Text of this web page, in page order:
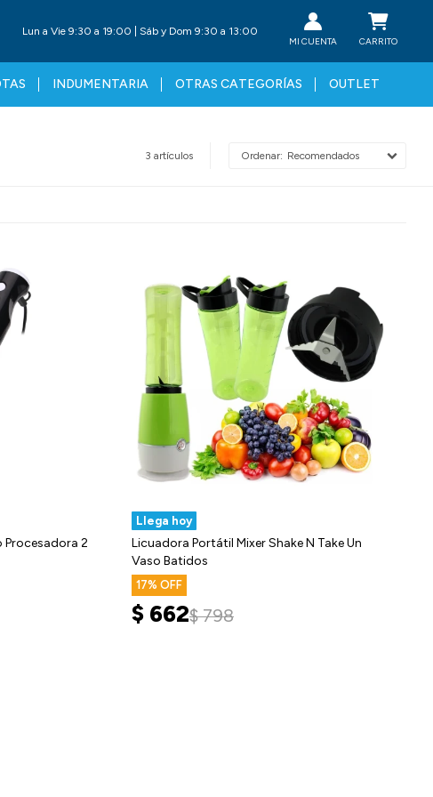
INDUMENTARIA OTRAS CATEGORÍAS OUTLET
Lun a Vie 9:30 a 19:00 | Sáb y Dom 9:30 a 13:00
3 artículos Recomendados
Procesadora 2
Llega hoy
Licuadora Portátil Mixer Shake N Take Un
Vaso Batidos
17
$ 662$ 798